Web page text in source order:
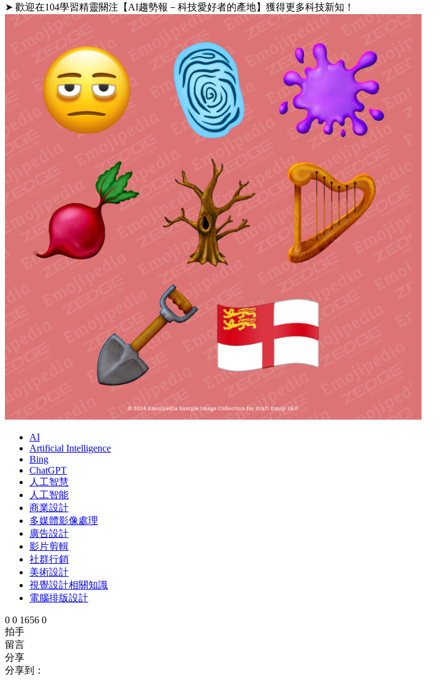
➤ 歡迎在104學習精靈關注【AI趨勢報－科技愛好者的產地】獲得更多科技新知！
AI
Artificial Intelligence
Bing
ChatGPT
人工智慧
人工智能
商業設計
多媒體影像處理
廣告設計
影片剪輯
社群行銷
美術設計
視覺設計相關知識
電腦排版設計
0 0 1656 0
拍手
留言
分享
分享到：